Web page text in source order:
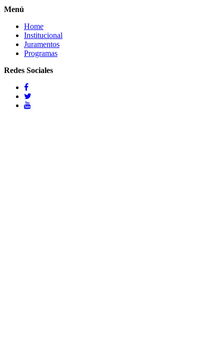
Menú
Home
Institucional
Juramentos
Programas
Redes Sociales